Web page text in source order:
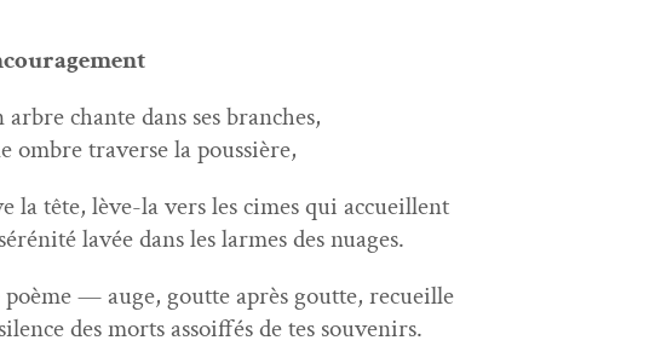
arbre chante dans ses branches,
ombre tra­verse la poussière,
la tête, lève-la vers les cimes qui accueillent
lavée dans les larmes des nuages.
— auge, goutte après goutte, recueille
des morts assoif­fés de tes souvenirs.